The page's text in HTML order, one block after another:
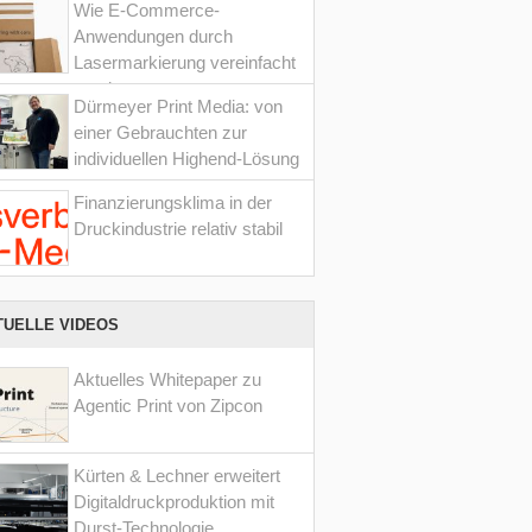
Wie E-Commerce-
Anwendungen durch
Lasermarkierung vereinfacht
werden
Dürmeyer Print Media: von
einer Gebrauchten zur
individuellen Highend-Lösung
Finanzierungsklima in der
Druckindustrie relativ stabil
VIDEOS
Aktuelles Whitepaper zu
Agentic Print von Zipcon
Kürten & Lechner erweitert
Digitaldruckproduktion mit
Durst-Technologie